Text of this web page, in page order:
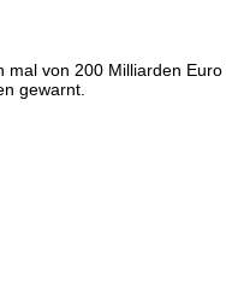
von 200 Milliarden
gewarnt.